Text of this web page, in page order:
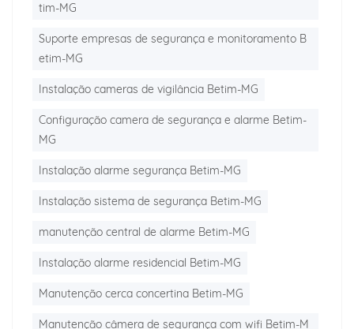
tim-MG
Suporte empresas de segurança e monitoramento B
etim-MG
Instalação cameras de vigilância Betim-MG
Configuração camera de segurança e alarme Betim-
MG
Instalação alarme segurança Betim-MG
Instalação sistema de segurança Betim-MG
manutenção central de alarme Betim-MG
Instalação alarme residencial Betim-MG
Manutenção cerca concertina Betim-MG
Manutenção câmera de segurança com wifi Betim-M